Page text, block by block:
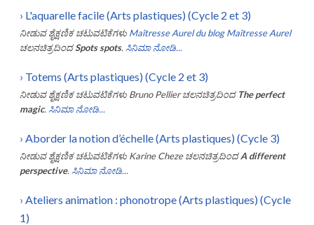
› L'aquarelle facile (Arts plastiques) (Cycle 2 et 3)
ನೀಡುವ ಶೈಕ್ಷಣಿಕ ಚಟುವಟಿಕೆಗಳು Maîtresse Aurel du blog Maîtresse Aurel
ಚಲನಚಿತ್ರದಿಂದSpots spots. ಸಿನಿಮಾ ನೋಡಿ...
› Totems (Arts plastiques) (Cycle 2 et 3)
ನೀಡುವ ಶೈಕ್ಷಣಿಕ ಚಟುವಟಿಕೆಗಳು Bruno Pellier ಚಲನಚಿತ್ರದಿಂದ The perfect
magic. ಸಿನಿಮಾ ನೋಡಿ...
› Aborder la notion d’échelle (Arts plastiques) (Cycle 3)
ನೀಡುವ ಶೈಕ್ಷಣಿಕ ಚಟುವಟಿಕೆಗಳು Karine Cheze ಚಲನಚಿತ್ರದಿಂದ A different
perspective. ಸಿನಿಮಾ ನೋಡಿ...
› Ateliers animation : phonotrope (Arts plastiques) (Cycle
1)